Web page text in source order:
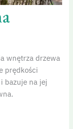
wnętrza drzewa
prędkości
bazuje na jej